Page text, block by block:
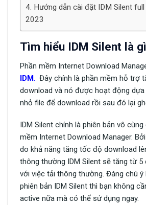
Hướng dẫn cài đặt IDM Silent
2023
Tìm hiểu IDM Silent là
Phần mềm Internet Download
IDM. Đây chính là phần mềm hỗ trợ
download và nó được hoạt động
nhỏ file để download rồi sau đó lại
IDM Silent chính là phiên bản vô
mềm Internet Download Manager.
do khả năng tăng tốc độ download
thông thường IDM Silent sẽ tăng từ 5
với việc tải thông thường. Đáng chú ý
phiên bản IDM Silent thì bạn không
active nữa mà có thể sử dụng ngay.